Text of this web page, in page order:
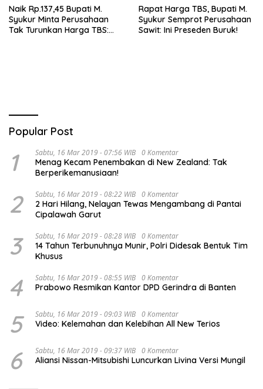
Naik Rp.137,45 Bupati M.
Syukur Minta Perusahaan
Tak Turunkan Harga TBS:
Rapat Harga TBS, Bupati M.
Syukur Semprot Perusahaan
Sawit: Ini Preseden Buruk!
Popular Post
1 Sabtu, 16 Mar 2019 - 07:56 WIB 0 Komentar
Menag Kecam Penembakan di New Zealand: Tak
Berperikemanusiaan!
2 Sabtu, 16 Mar 2019 - 08:22 WIB 0 Komentar
2 Hari Hilang, Nelayan Tewas Mengambang di Pantai
Cipalawah Garut
3 Sabtu, 16 Mar 2019 - 08:28 WIB 0 Komentar
14 Tahun Terbunuhnya Munir, Polri Didesak Bentuk Tim
Khusus
4 Sabtu, 16 Mar 2019 - 08:55 WIB 0 Komentar
Prabowo Resmikan Kantor DPD Gerindra di Banten
5 Sabtu, 16 Mar 2019 - 09:03 WIB 0 Komentar
Video: Kelemahan dan Kelebihan All New Terios
6 Sabtu, 16 Mar 2019 - 09:37 WIB 0 Komentar
Aliansi Nissan-Mitsubishi Luncurkan Livina Versi Mungil